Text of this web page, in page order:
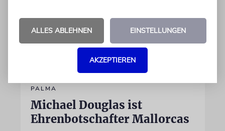
PALMA
Michael Douglas ist
Ehrenbotschafter Mallorcas
ALLES ABLEHNEN EINSTELLUNGEN
AKZEPTIEREN